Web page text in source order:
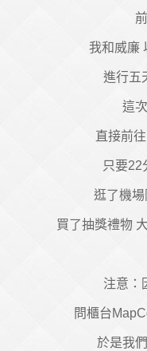
我和威廉
進行五
這
直接前
只要22
逛了機
買了抽獎禮物
注意：
問櫃台
於是我